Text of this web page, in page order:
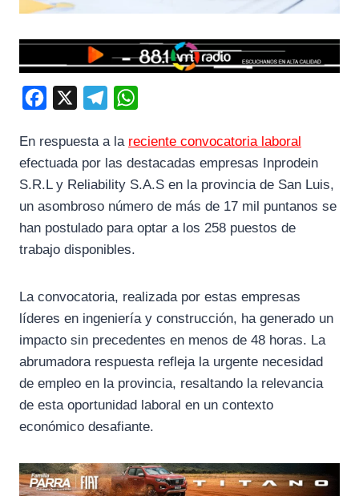
c
e
b
o
l
e
g
a
a
t
s
En respuesta a la reciente convocatoria laboral
efectuada por las destacadas empresas Inprodein
S.R.L y Reliability S.A.S en la provincia de San Luis,
un asombroso número de más de 17 mil puntanos se
han postulado para optar a los 258 puestos de
trabajo disponibles.
La convocatoria, realizada por estas empresas
líderes en ingeniería y construcción, ha generado un
impacto sin precedentes en menos de 48 horas. La
abrumadora respuesta refleja la urgente necesidad
de empleo en la provincia, resaltando la relevancia
de esta oportunidad laboral en un contexto
económico desafiante.